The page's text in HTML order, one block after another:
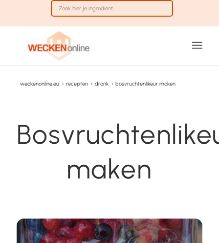
weckenonline.eu › recepten › drank › bosvruchtenlikeur maken
maken